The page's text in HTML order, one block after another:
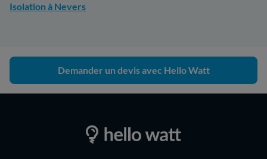
Isolation à Nevers
Demander un devis avec Hello Watt